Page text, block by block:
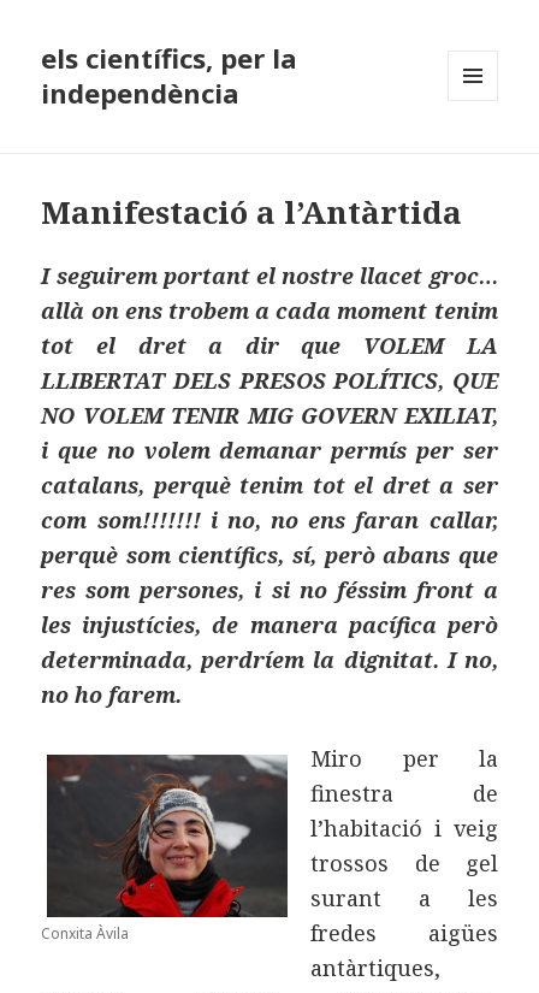
els científics, per la
independència
Manifestació a l’Antàrtida
I seguirem portant el nostre llacet groc…
allà on ens trobem a cada moment tenim
tot el dret a dir que VOLEM LA
LLIBERTAT DELS PRESOS POLÍTICS, QUE
NO VOLEM TENIR MIG GOVERN EXILIAT,
i que no volem demanar permís per ser
catalans, perquè tenim tot el dret a ser
com som!!!!!!! i no, no ens faran callar,
perquè som científics, sí, però abans que
res som persones, i si no féssim front a
les injustícies, de manera pacífica però
determinada, perdríem la dignitat. I no,
no ho farem.
Conxita Àvila
Miro per la
finestra de
l’habitació i veig
trossos de gel
surant a les
fredes aigües
antàrtiques,